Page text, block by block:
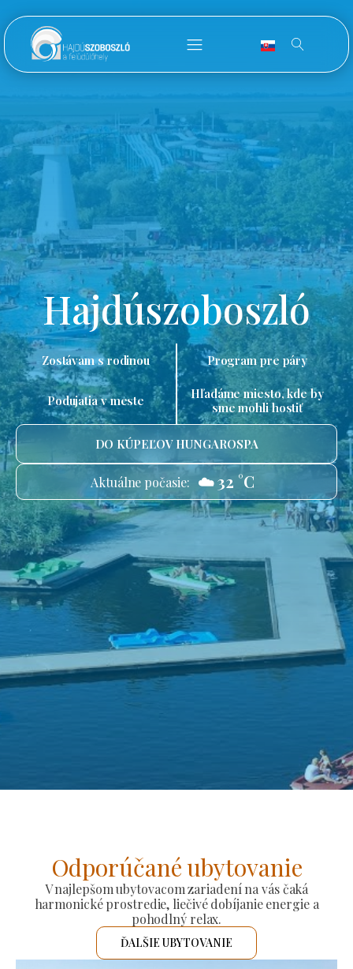
Hajdúszoboszló
Zostávam s rodinou Program pre páry
Podujatia v meste
Hľadáme miesto, kde by
sme mohli hostiť
DO KÚPEĽOV HUNGAROSPA
Aktuálne počasie: ☁️ 32 °C
Odporúčané ubytovanie
V najlepšom ubytovacom zariadení na vás čaká
harmonické prostredie, liečivé dobíjanie energie a
pohodlný relax.
ĎALŠIE UBYTOVANIE